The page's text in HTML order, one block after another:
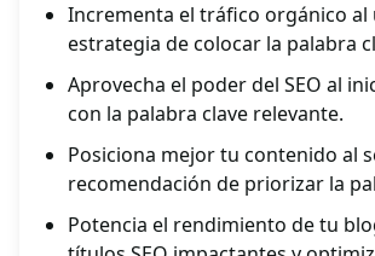
Incrementa el tráfico orgánico al
estrategia de colocar la palabra
Aprovecha el poder del SEO al
con la palabra clave relevante.
Posiciona mejor tu contenido al
recomendación de priorizar la
Potencia el rendimiento de tu